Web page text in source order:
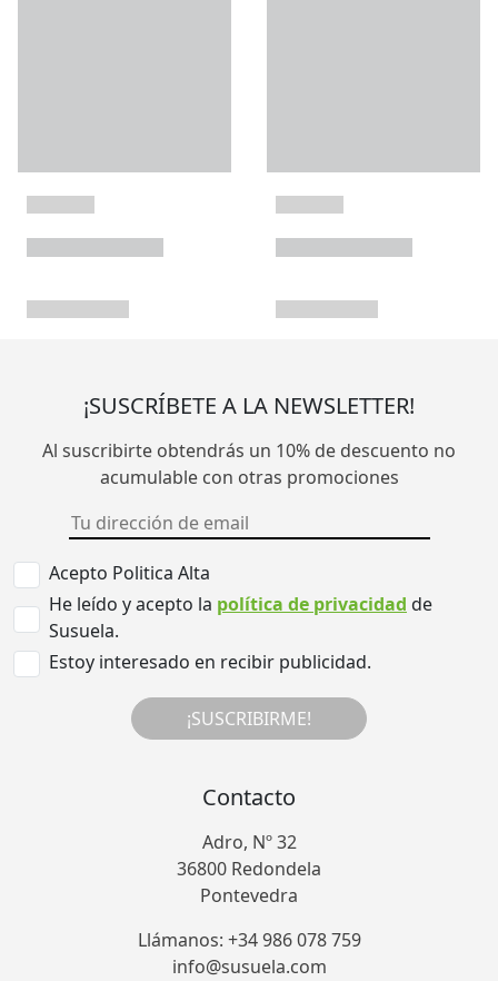
¡SUSCRÍBETE A LA NEWSLETTER!
Al suscribirte obtendrás un 10% de descuento no
acumulable con otras promociones
Acepto Politica Alta
He leído y acepto la política de privacidad de
Susuela.
Estoy interesado en recibir publicidad.
¡SUSCRIBIRME!
Contacto
Adro, Nº 32
36800 Redondela
Pontevedra
Llámanos: +34 986 078 759
info@susuela.com